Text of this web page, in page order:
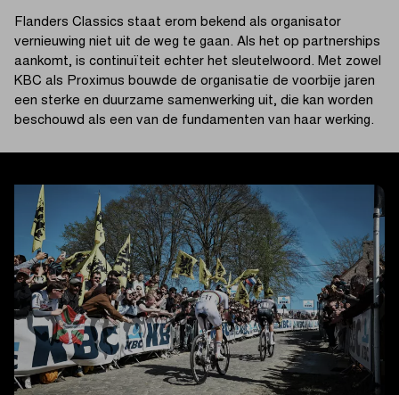
Flanders Classics staat erom bekend als organisator
vernieuwing niet uit de weg te gaan. Als het op partnerships
aankomt, is continuïteit echter het sleutelwoord. Met zowel
KBC als Proximus bouwde de organisatie de voorbije jaren
een sterke en duurzame samenwerking uit, die kan worden
beschouwd als een van de fundamenten van haar werking.